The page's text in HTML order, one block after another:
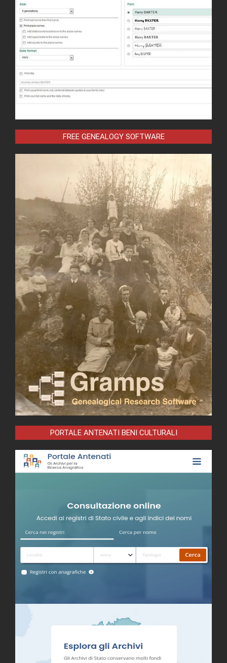
FREE GENEALOGY SOFTWARE
PORTALE ANTENATI BENI CULTURALI